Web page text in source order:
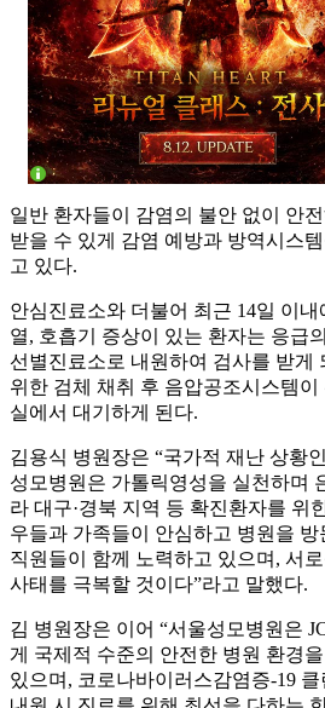
일반 환자들이 감염의 불안 없이 안
받을 수 있게 감염 예방과 방역시스
고 있다.
안심진료소와 더불어 최근 14일 이
열, 호흡기 증상이 있는 환자는 응급
선별진료소로 내원하여 검사를 받게
위한 검체 채취 후 음압공조시스템
실에서 대기하게 된다.
김용식 병원장은 “국가적 재난 상황
성모병원은 가톨릭영성을 실천하며
라 대구·경북 지역 등 확진환자를 위
우들과 가족들이 안심하고 병원을
직원들이 함께 노력하고 있으며, 서
사태를 극복할 것이다”라고 말했다.
김 병원장은 이어 “서울성모병원은
게 국제적 수준의 안전한 병원 환경
있으며, 코로나바이러스감염증-19